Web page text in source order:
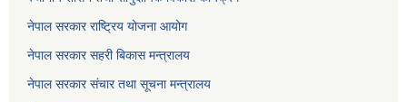
नेपाल सरकार राष्ट्रिय योजना आयोग
नेपाल सरकार सहरी बिकास मन्त्रालय
नेपाल सरकार संचार तथा सूचना मन्त्रालय